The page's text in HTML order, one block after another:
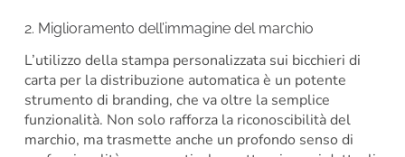
2. Miglioramento dell’immagine del marchio
L’utilizzo della stampa personalizzata sui bicchieri di
carta per la distribuzione automatica è un potente
strumento di branding, che va oltre la semplice
funzionalità. Non solo rafforza la riconoscibilità del
marchio, ma trasmette anche un profondo senso di